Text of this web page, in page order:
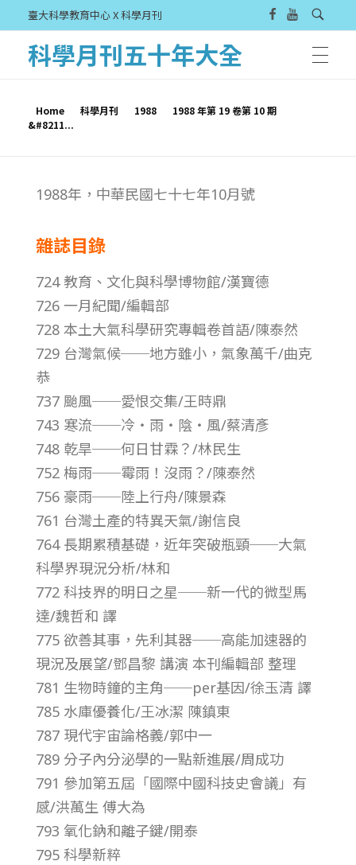
臺大科學教育中心 X 科學月刊
科學月刊五十年大全
Home 科學月刊 1988
1988 年第 19 卷第 10 期
&#8211...
1
8
8
年
第
1
9
卷
第
1
0
期
–
總
號
1988年，中華民國七十七年10月號
雜誌目錄
724 教育、文化與科學博物館/漢寶德
726 一月紀聞/編輯部
728 本土大氣科學研究專輯卷首語/陳泰然
729 台灣氣候──地方雖小，氣象萬千/曲克
恭
737 颱風──愛恨交集/王時鼎
743 寒流──冷‧雨‧陰‧風/蔡清彥
748 乾旱──何日甘霖？/林民生
752 梅雨──霉雨！沒雨？/陳泰然
756 豪雨──陸上行舟/陳景森
761 台灣土產的特異天氣/謝信良
764 長期累積基礎，近年突破瓶頸──大氣
科學界現況分析/林和
772 科技界的明日之星──新一代的微型馬
達/魏哲和 譯
775 欲善其事，先利其器──高能加速器的
現況及展望/鄧昌黎 講演 本刊編輯部 整理
781 生物時鐘的主角──per基因/徐玉清 譯
785 水庫優養化/王冰潔 陳鎮東
787 現代宇宙論格義/郭中一
789 分子內分泌學的一點新進展/周成功
791 參加第五屆「國際中國科技史會議」有
感/洪萬生 傅大為
793 氧化鈉和離子鍵/開泰
795 科學新粹